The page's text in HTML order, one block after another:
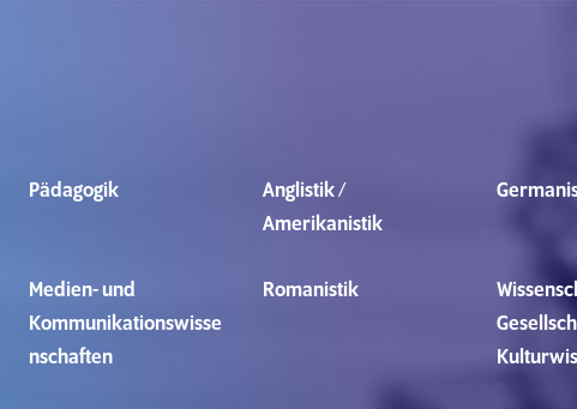
Pädagogik
Anglistik /
Amerikanistik
Medien- und
Kommunikationswisse
nschaften
Romanistik